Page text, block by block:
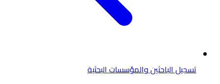
تسجيل الباحثين والمؤسسات البحثية